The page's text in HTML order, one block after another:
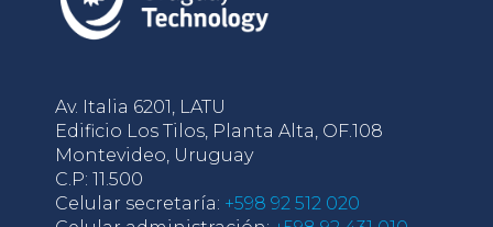
Av. Italia 6201, LATU
Edificio Los Tilos, Planta Alta, OF.108
Montevideo, Uruguay
C.P: 11.500
Celular secretaría: +598 92 512 020